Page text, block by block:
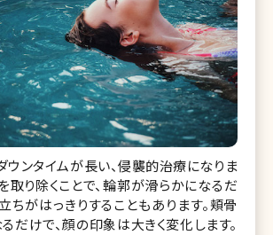
ウンタイムが長い、侵襲的治療になりま
取り除くことで、輪郭が滑らかになるだ
ちがはっきりすることもあります。頬骨
だけで、顔の印象は大きく変化します。